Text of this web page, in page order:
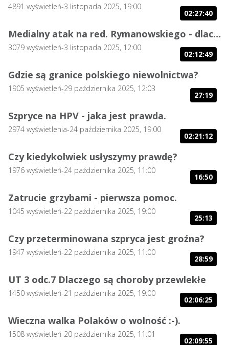
4891 wyświetleń-3 listopada 2025, 19:00
02:27:40
Medialny atak na red. Rymanowskiego - dlaczego?
3079 wyświetleń-3 listopada 2025, 12:00
02:12:49
Gdzie są granice polskiego niewolnictwa?
1905 wyświetleń-29 października 2025, 12:03
27:19
Szpryce na HPV - jaka jest prawda.
2974 wyświetlenia-24 października 2025, 19:00
02:21:12
Czy kiedykolwiek usłyszymy prawdę?
1976 wyświetleń-24 października 2025, 11:00
16:50
Zatrucie grzybami - pierwsza pomoc.
1045 wyświetleń-22 października 2025, 19:00
25:13
Czy przeterminowana szpryca jest groźna?
1947 wyświetleń-22 października 2025, 11:00
28:59
UT 3 odc.7 Dlaczego są choroby przewlekłe
1450 wyświetleń-21 października 2025, 19:00
02:06:25
Wieczna walka Polaków o wolność :-).
1508 wyświetleń-20 października 2025, 11:01
02:09:55